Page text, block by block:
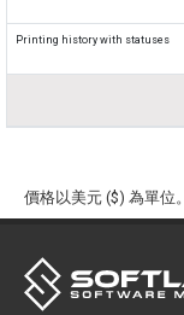
Printing history with statuses
價格以美元 ($) 為單位